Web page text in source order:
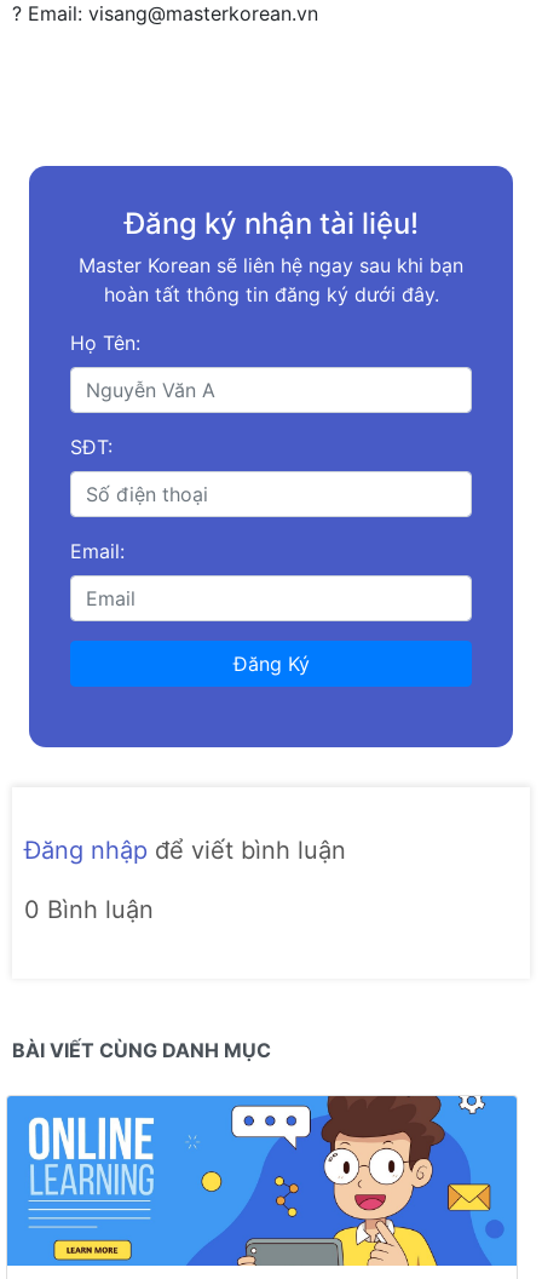
? Email: visang@masterkorean.vn
Đăng ký nhận tài liệu!
Master Korean sẽ liên hệ ngay sau khi bạn
hoàn tất thông tin đăng ký dưới đây.
Họ Tên:
SĐT:
Email:
Đăng Ký
Đăng nhập để viết bình luận
0 Bình luận
BÀI VIẾT CÙNG DANH MỤC